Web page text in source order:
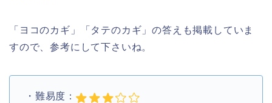
「ヨコのカギ」「タテのカギ」の答えも掲載していま
すので、参考にして下さいね。
・難易度：